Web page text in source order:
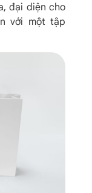
đại diện cho
với một tập